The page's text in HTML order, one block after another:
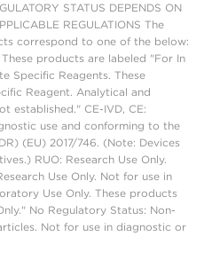
STATUS DEPENDS ON
REGULATIONS The
correspond to one of the below:
products are labeled "For In
Specific Reagents. These
Reagent. Analytical and
established." CE-IVD, CE:
use and conforming to the
(EU) 2017/746. (Note: Devices
RUO: Research Use Only.
Use Only. Not for use in
Use Only. These products
No Regulatory Status: Non-
Not for use in diagnostic or